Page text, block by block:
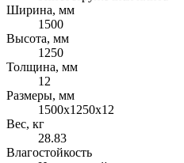
Ширина, мм
1500
Высота, мм
1250
Толщина, мм
12
Размеры, мм
1500х1250х12
Вес, кг
28.83
Влагостойкость